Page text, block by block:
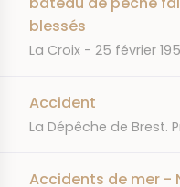
blessés
JOURNAL
La Croix DATE
25 février
Accident
JOURNAL
La Dépêche de Brest.
Accidents de mer -